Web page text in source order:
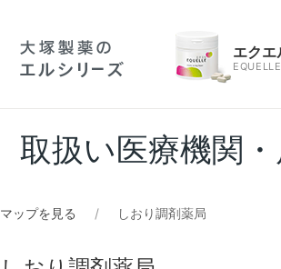
エクエ
EQUELLE
取扱い医療機関
マップを見る しおり調剤薬局